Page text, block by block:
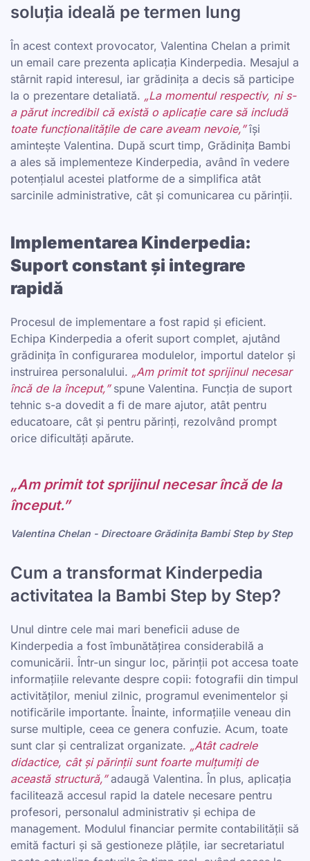
soluția ideală pe termen lung
În acest context provocator, Valentina Chelan a primit
un email care prezenta aplicația Kinderpedia. Mesajul a
stârnit rapid interesul, iar grădinița a decis să participe
la o prezentare detaliată. „La momentul respectiv, ni s-
a părut incredibil că există o aplicație care să includă
toate funcționalitățile de care aveam nevoie,”își
amintește Valentina. După scurt timp, Grădinița Bambi
a ales să implementeze Kinderpedia, având în vedere
potențialul acestei platforme de a simplifica atât
sarcinile administrative, cât și comunicarea cu părinții.
Implementarea Kinderpedia:
Suport constant și integrare
rapidă
Procesul de implementare a fost rapid și eficient.
Echipa Kinderpedia a oferit suport complet, ajutând
grădinița în configurarea modulelor, importul datelor și
instruirea personalului. „Am primit tot sprijinul necesar
încă de la început,” spune Valentina. Funcția de suport
tehnic s-a dovedit a fi de mare ajutor, atât pentru
educatoare, cât și pentru părinți, rezolvând prompt
orice dificultăți apărute.
„Am primit tot sprijinul necesar încă de la
început.”
Valentina Chelan - Directoare Grădinița Bambi Step by Step
Cum a transformat Kinderpedia
activitatea la Bambi Step by Step?
Unul dintre cele mai mari beneficii aduse de
Kinderpedia a fost îmbunătățirea considerabilă a
comunicării. Într-un singur loc, părinții pot accesa toate
informațiile relevante despre copii: fotografii din timpul
activităților, meniul zilnic, programul evenimentelor și
notificările importante. Înainte, informațiile veneau din
surse multiple, ceea ce genera confuzie. Acum, toate
sunt clar și centralizat organizate. „Atât cadrele
didactice, cât și părinții sunt foarte mulțumiți de
această structură,” adaugă Valentina. În plus, aplicația
facilitează accesul rapid la datele necesare pentru
profesori, personalul administrativ și echipa de
management. Modulul financiar permite contabilității să
emită facturi și să gestioneze plățile, iar secretariatul